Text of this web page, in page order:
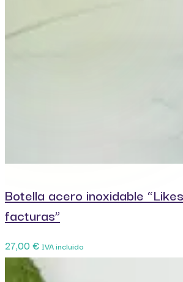
Botella acero inoxidable
facturas”
27,00 € IVA incluido